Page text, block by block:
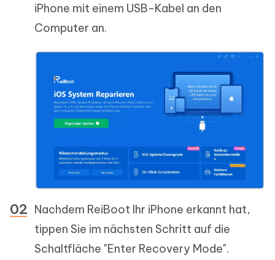
iPhone mit einem USB-Kabel an den
Computer an.
Nachdem ReiBoot Ihr iPhone erkannt hat,
tippen Sie im nächsten Schritt auf die
Schaltfläche "Enter Recovery Mode".